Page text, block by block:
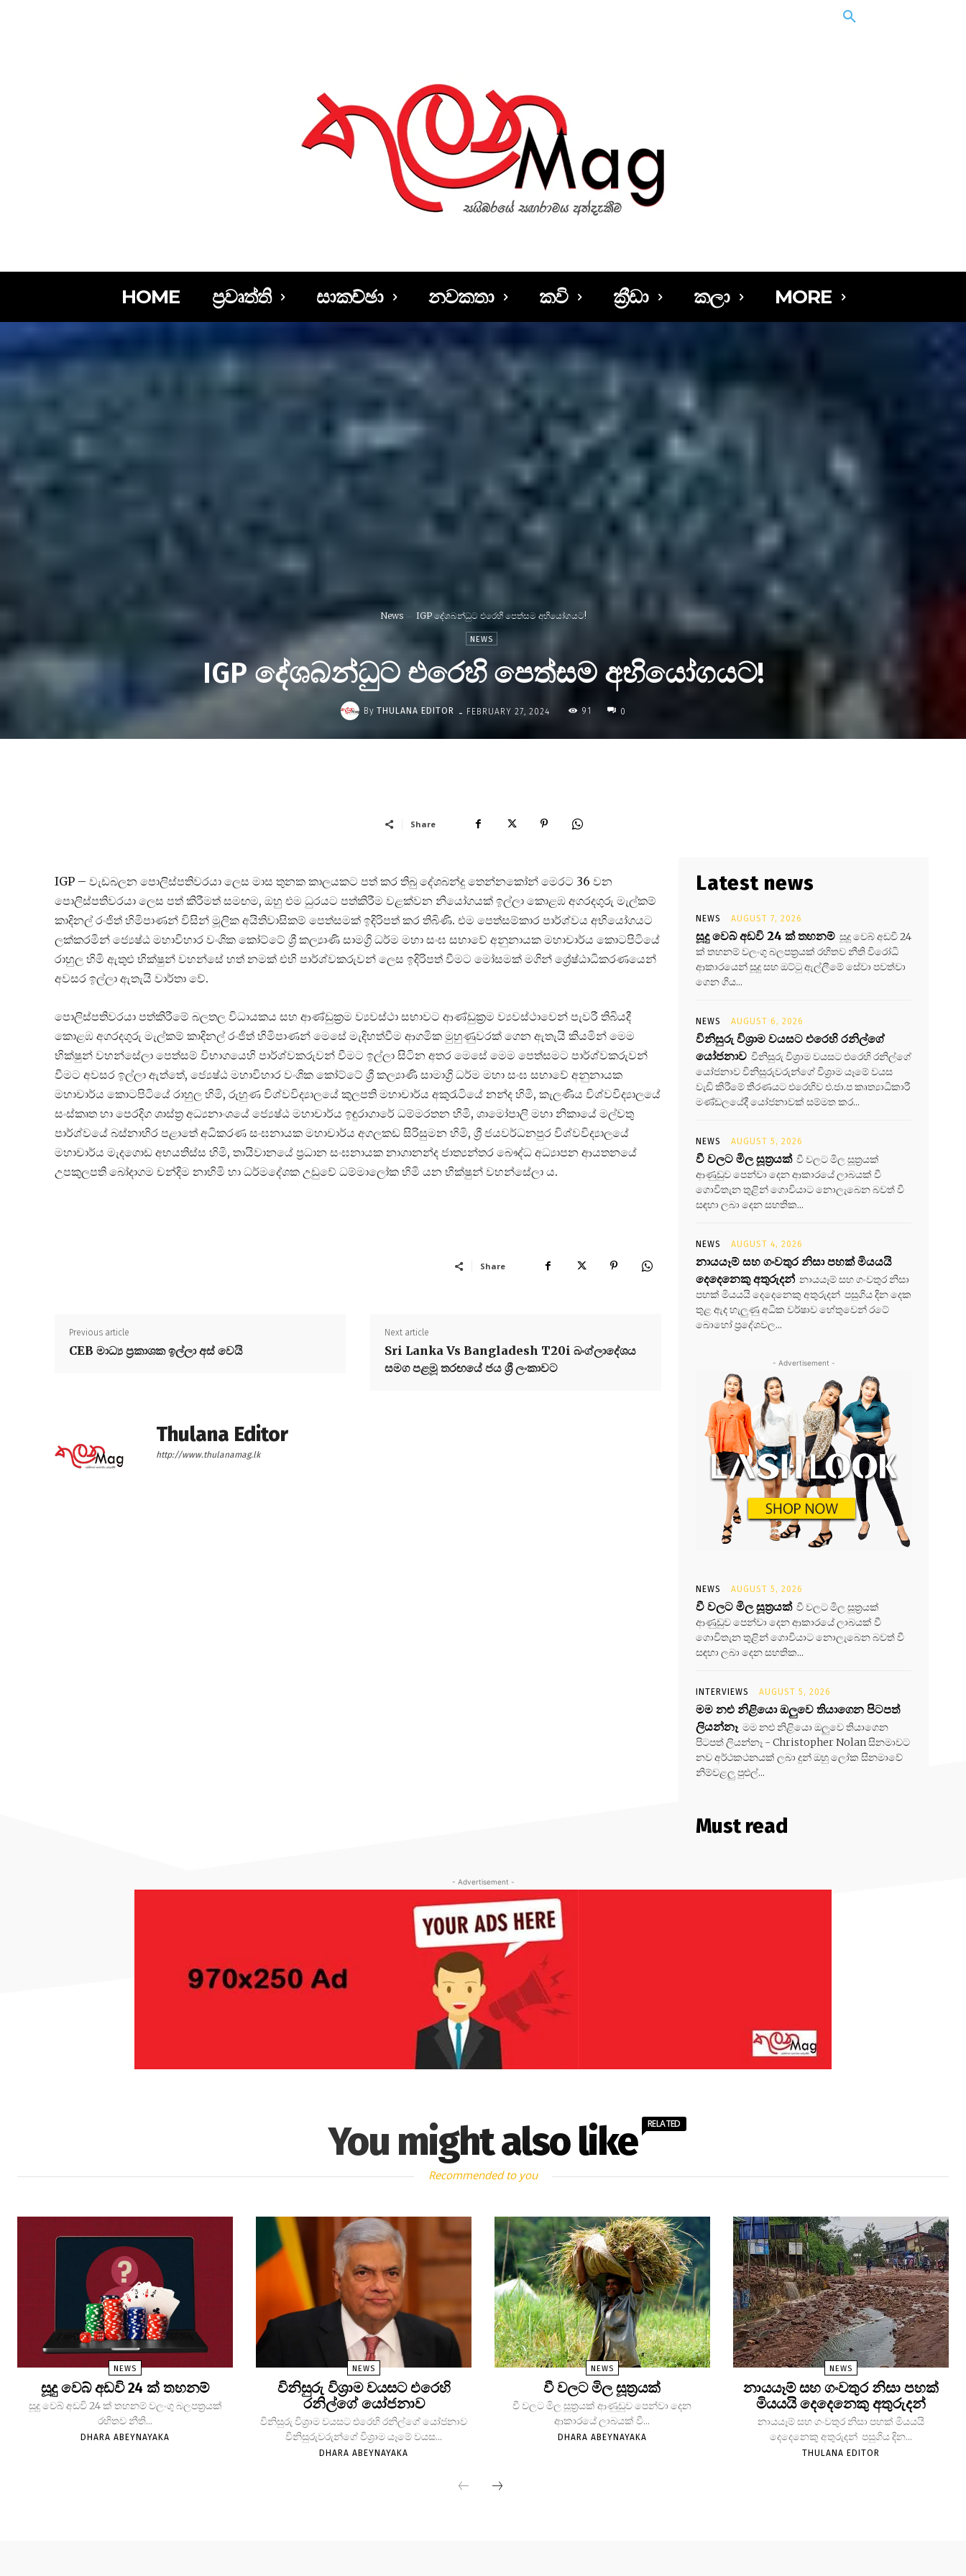
HOME ප්‍රවෘත්ති සාකච්ඡා නවකතා කවි ක්‍රීඩා කලා MORE
News IGP දේශබන්ධුට එරෙහි පෙත්සම අභියෝගයට!
NEWS
IGP දේශබන්ධුට එරෙහි පෙත්සම අභියෝගයට!
By THULANA EDITOR - FEBRUARY 27, 2024 91 0
Share
IGP – වැඩබලන පොලිස්පතිවරයා ලෙස මාස තුනක කාලයකට පත් කර තිබු දේශබන්දු තෙන්නකෝන් මෙරට 36 වන
පොලිස්පතිවරයා ලෙස පත් කිරීමත් සමඟම, ඔහු එම ධුරයට පත්කිරීම වළක්වන නියෝගයක් ඉල්ලා කොළඹ අගරදගුරු මැල්කම්
කාදිනල් රංජිත් හිමිපාණන් විසින් මූලික අයිතිවාසිකම් පෙත්සමක් ඉදිරිපත් කර තිබිණි. එම පෙත්සම්කාර පාර්ශ්වය අභියෝගයට
ලක්කරමින් ජ්‍යෙෂ්ඨ මහාවිහාර වංශික කෝට්ටේ ශ්‍රී කල්‍යාණි සාමග්‍රි ධර්ම මහා සංඝ සභාවේ අනුනායක මහාචාර්ය කොටපිටියේ
රාහුල හිමි ඇතුළු භික්ෂුන් වහන්සේ හත් නමක් එහි පාර්ශ්වකරුවන් ලෙස ඉදිරිපත් වීමට මෝසමක් මගින් ශ්‍රේෂ්ඨාධිකරණයෙන්
අවසර ඉල්ලා ඇතැයි වාර්තා වේ.
පොලිස්පතිවරයා පත්කිරීමේ බලතල විධායකය සහ ආණ්ඩුක්‍රම ව්‍යවස්ථා සභාවට ආණ්ඩුක්‍රම ව්‍යවස්ථාවෙන් පැවරී තිබියදී
කොළඹ අගරදගුරු මැල්කම් කාදිනල් රංජිත් හිමිපාණන් මෙසේ මැදිහත්වීම ආගමික මුහුණුවරක් ගෙන ඇතැයි කියමින් මෙම
භික්ෂුන් වහන්සේලා පෙත්සම් විභාගයෙහි පාර්ශ්වකරුවන් වීමට ඉල්ලා සිටින අතර මෙසේ මෙම පෙත්සමට පාර්ශ්වකරුවන්
වීමට අවසර ඉල්ලා ඇත්තේ, ජ්‍යෙෂ්ඨ මහාවිහාර වංශික කෝට්ටේ ශ්‍රී කල්‍යාණි සාමාග්‍රි ධර්ම මහා සංඝ සභාවේ අනුනායක
මහාචාර්ය කොටපිටියේ රාහුල හිමි, රුහුණ විශ්වවිද්‍යාලයේ කුලපති මහාචාර්ය අකුරැටියේ නන්ද හිමි, කැලණිය විශ්වවිද්‍යාලයේ
සංස්කෘත හා පෙරදිග ශාස්ත්‍ර අධ්‍යනාංශයේ ජ්‍යෙෂ්ඨ මහාචාර්ය ඉඳුරාගාරේ ධම්මරතන හිමි, ශාමෝපාලි මහා නිකායේ මල්වතු
පාර්ශ්වයේ බස්නාහිර පළාතේ අධිකරණ සංඝනායක මහාචාර්ය අගලකඩ සිරිසුමන හිමි, ශ්‍රී ජයවර්ධනපුර විශ්වවිද්‍යාලයේ
මහාචාර්ය මැදගොඩ අභයතිස්ස හිමි, තායිවානයේ ප්‍රධාන සංඝනායක නාගානන්ද ජාත්‍යන්තර බෞද්ධ අධ්‍යාපන ආයතනයේ
උපකුලපති බෝදාගම චන්දිම නාහිමි හා ධර්මදේශක උඩුවේ ධම්මාලෝක හිමි යන භික්ෂුන් වහන්සේලා ය.
Share
Previous article
CEB මාධ්‍ය ප්‍රකාශක ඉල්ලා අස් වෙයි
Next article
Sri Lanka Vs Bangladesh T20i බංග්ලාදේශය
සමග පළමූ තරඟයේ ජය ශ්‍රී ලංකාවට
Thulana Editor
http://www.thulanamag.lk
Latest news
NEWS AUGUST 7, 2026
සූදු වෙබ් අඩවි 24 ක් තහනම් සූදු වෙබ් අඩවි 24
ක් තහනම් වලංගු බලපත්‍රයක් රහිතව නීති විරෝධි
ආකාරයෙන් සූදු සහ ඔට්ටු ඇල්ලීමේ සේවා පවත්වා
ගෙන ගිය...
NEWS AUGUST 6, 2026
විනිසුරු විශ්‍රාම වයසට එරෙහි රනිල්ගේ
යෝජනාව විනිසුරු විශ්‍රාම වයසට එරෙහි රනිල්ගේ
යෝජනාව විනිසුරුවරුන්ගේ විශ්‍රාම යෑමේ වයස
වැඩි කිරීමේ තීරණයට එරෙහිව එ.ජා.ප කෘත්‍යාධිකාරී
මණ්ඩලයේදී යෝජනාවක් සම්මත කර...
NEWS AUGUST 5, 2026
වී වලට මිල සූත්‍රයක් වී වලට මිල සූත්‍රයක්
ආණුඩුව පෙන්වා දෙන ආකාරයේ ලාබයක් වී
ගොවිතැන තුළින් ගොවියාට නොලැබෙන බවත් වී
සඳහා ලබා දෙන සහතික...
NEWS AUGUST 4, 2026
නායයෑම් සහ ගංවතුර නිසා පහක් මියයයි
දෙදෙනෙකු අතුරුදන් නායයෑම් සහ ගංවතුර නිසා
පහක් මියයයි දෙදෙනෙකු අතුරුදන් පසුගිය දින දෙක
තුළ ඇද හැලුණු අධික වර්ෂාව හේතුවෙන් රටේ
බොහෝ ප්‍රදේශවල...
- Advertisement -
NEWS AUGUST 5, 2026
වී වලට මිල සූත්‍රයක් වී වලට මිල සූත්‍රයක්
ආණුඩුව පෙන්වා දෙන ආකාරයේ ලාබයක් වී
ගොවිතැන තුළින් ගොවියාට නොලැබෙන බවත් වී
සඳහා ලබා දෙන සහතික...
INTERVIEWS AUGUST 5, 2026
මම නළු නිළියො ඔලුවෙ තියාගෙන පිටපත්
ලියන්නෑ මම නළු නිළියො ඔලුවෙ තියාගෙන
පිටපත් ලියන්නෑ - Christopher Nolan සිනමාවට
නව අර්ථකථනයක් ලබා දුන් ඔහු ලෝක සිනමාවේ
නිම්වළලු පුළුල්...
Must read
- Advertisement -
You might also like RELATED
Recommended to you
NEWS
සූදු වෙබ් අඩවි 24 ක් තහනම්
සූදු වෙබ් අඩවි 24 ක් තහනම් වලංගු බලපත්‍රයක්
රහිතව නීති...
DHARA ABEYNAYAKA
NEWS
විනිසුරු විශ්‍රාම වයසට එරෙහි
රනිල්ගේ යෝජනාව
විනිසුරු විශ්‍රාම වයසට එරෙහි රනිල්ගේ යෝජනාව
විනිසුරුවරුන්ගේ විශ්‍රාම යෑමේ වයස...
DHARA ABEYNAYAKA
NEWS
වී වලට මිල සූත්‍රයක්
වී වලට මිල සූත්‍රයක් ආණුඩුව පෙන්වා දෙන
ආකාරයේ ලාබයක් වී...
DHARA ABEYNAYAKA
NEWS
නායයෑම් සහ ගංවතුර නිසා පහක්
මියයයි දෙදෙනෙකු අතුරුදන්
නායයෑම් සහ ගංවතුර නිසා පහක් මියයයි
දෙදෙනෙකු අතුරුදන් පසුගිය දින...
THULANA EDITOR